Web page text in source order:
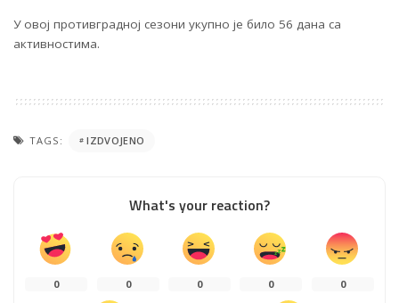
У овој противградној сезони укупно је било 56 дана са
активностима.
TAGS: IZDVOJENO
What's your reaction?
0 0 0 0 0